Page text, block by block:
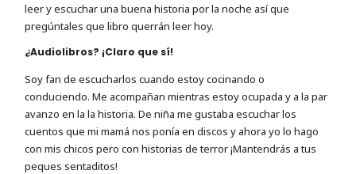
leer y escuchar una buena historia por la noche así que
pregúntales que libro querrán leer hoy.
¿Audiolibros? ¡Claro que sí!
Soy fan de escucharlos cuando estoy cocinando o
conduciendo. Me acompañan mientras estoy ocupada y a la par
avanzo en la la historia. De niña me gustaba escuchar los
cuentos que mi mamá nos ponía en discos y ahora yo lo hago
con mis chicos pero con historias de terror ¡Mantendrás a tus
peques sentaditos!